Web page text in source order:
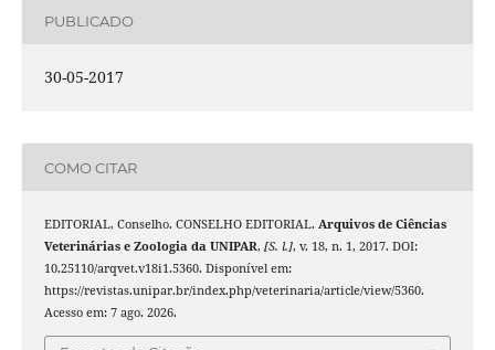
PUBLICADO
30-05-2017
COMO CITAR
EDITORIAL, Conselho. CONSELHO EDITORIAL. Arquivos de Ciências
Veterinárias e Zoologia da UNIPAR, [S. l.], v. 18, n. 1, 2017. DOI:
10.25110/arqvet.v18i1.5360. Disponível em:
https://revistas.unipar.br/index.php/veterinaria/article/view/5360.
Acesso em: 7 ago. 2026.